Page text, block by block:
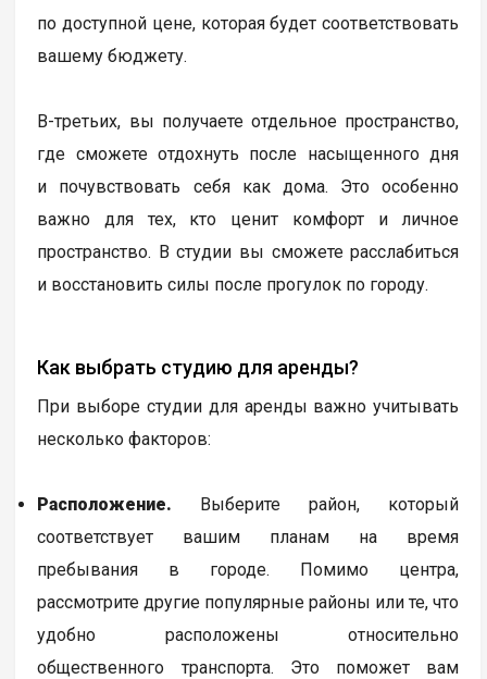
по доступной цене, которая будет соответствовать
вашему бюджету.
В-третьих, вы получаете отдельное пространство,
где сможете отдохнуть после насыщенного дня
и почувствовать себя как дома. Это особенно
важно для тех, кто ценит комфорт и личное
пространство. В студии вы сможете расслабиться
и восстановить силы после прогулок по городу.
Как выбрать студию для аренды?
При выборе студии для аренды важно учитывать
несколько факторов:
Расположение. Выберите район, который
соответствует вашим планам на время
пребывания в городе. Помимо центра,
рассмотрите другие популярные районы или те, что
удобно расположены относительно
общественного транспорта. Это поможет вам